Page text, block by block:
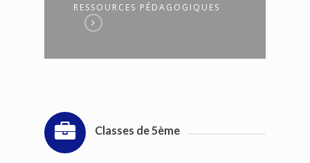
RESSOURCES PÉDAGOGIQUES
Classes de 5ème